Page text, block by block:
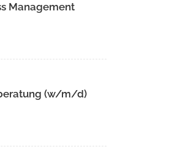
Management
(w/m/d)